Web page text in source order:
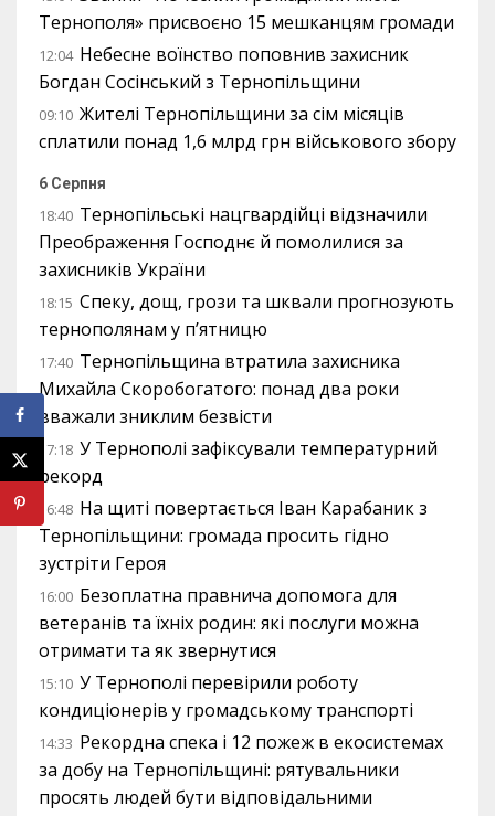
Тернополя» присвоєно 15 мешканцям громади
12:04 Небесне воїнство поповнив захисник
Богдан Сосінський з Тернопільщини
09:10 Жителі Тернопільщини за сім місяців
сплатили понад 1,6 млрд грн військового збору
6 Серпня
18:40 Тернопільські нацгвардійці відзначили
Преображення Господнє й помолилися за
захисників України
18:15 Спеку, дощ, грози та шквали прогнозують
тернополянам у п’ятницю
17:40 Тернопільщина втратила захисника
Михайла Скоробогатого: понад два роки
вважали зниклим безвісти
17:18 У Тернополі зафіксували температурний
рекорд
16:48 На щиті повертається Іван Карабаник з
Тернопільщини: громада просить гідно
зустріти Героя
16:00 Безоплатна правнича допомога для
ветеранів та їхніх родин: які послуги можна
отримати та як звернутися
15:10 У Тернополі перевірили роботу
кондиціонерів у громадському транспорті
14:33 Рекордна спека і 12 пожеж в екосистемах
за добу на Тернопільщині: рятувальники
просять людей бути відповідальними